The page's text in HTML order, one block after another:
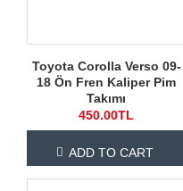
Toyota Corolla Verso 09-
18 Ön Fren Kaliper Pim
Takımı
450.00TL
ADD TO CART